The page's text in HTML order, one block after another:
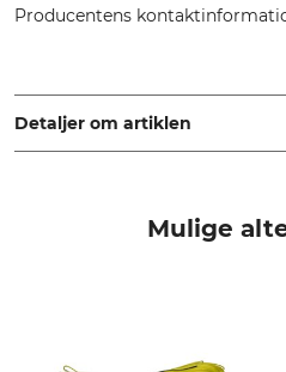
Producentens
Germany, www.edelrid.com
Detaljer om artiklen
Mulige